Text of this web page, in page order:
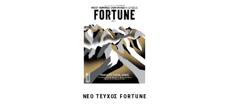
ΝΕΟ ΤΕΥΧΟΣ FORTUNE